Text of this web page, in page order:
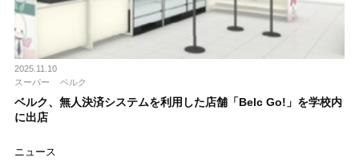
2025.11.10
スーパー
ベルク
ベルク、無人決済システムを利用した店舗「Belc Go!」を学校内
に出店
ニュース